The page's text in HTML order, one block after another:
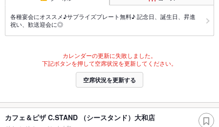
各種宴会にオススメ♪サプライズプレート無料♪ 記念日、誕生日、昇進
祝い、歓送迎会に◎
カレンダーの更新に失敗しました。
下記ボタンを押して空席状況を更新してください。
空席状況を更新する
カフェ＆ピザ C.STAND （シースタンド）大和店